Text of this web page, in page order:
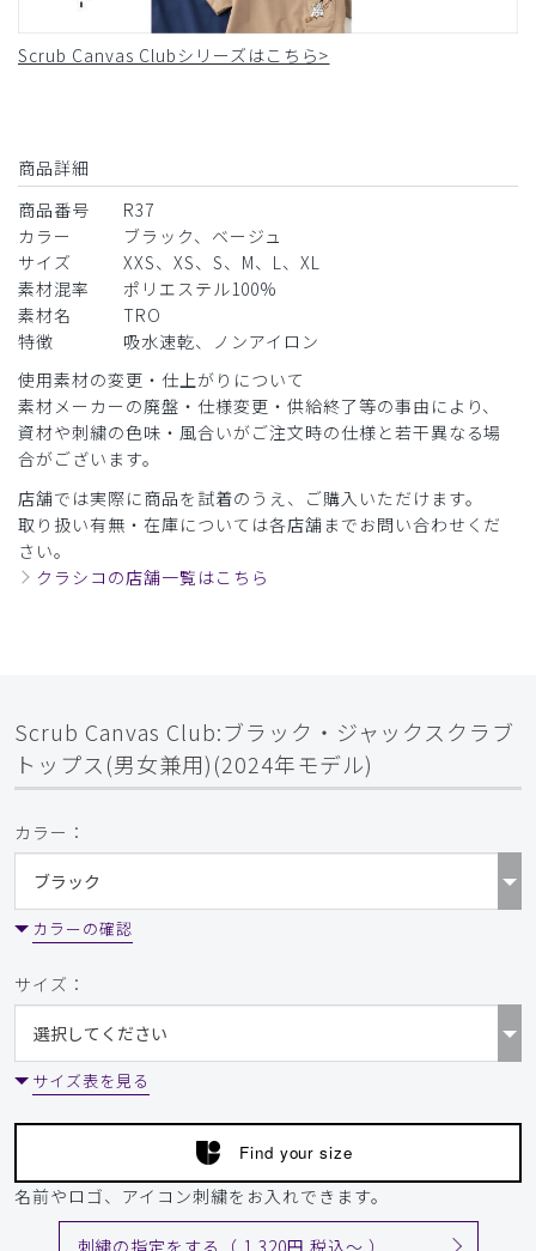
Scrub Canvas Clubシリーズはこちら>
商品詳細
商品番号
R37
カラー
ブラック、ベージュ
サイズ
XXS、XS、S、M、L、XL
素材混率
ポリエステル100%
素材名
TRO
特徴
吸水速乾、ノンアイロン
使用素材の変更・仕上がりについて
素材メーカーの廃盤・仕様変更・供給終了等の事由により、
資材や刺繍の色味・風合いがご注文時の仕様と若干異なる場
合がございます。
店舗では実際に商品を試着のうえ、ご購入いただけます。
取り扱い有無・在庫については各店舗までお問い合わせくだ
さい。
クラシコの店舗一覧はこちら
Scrub Canvas Club:ブラック・ジャックスクラブ
トップス(男女兼用)(2024年モデル)
カラー：
カラーの確認
サイズ：
サイズ表を見る
Find your size
名前やロゴ、アイコン刺繍をお入れできます。